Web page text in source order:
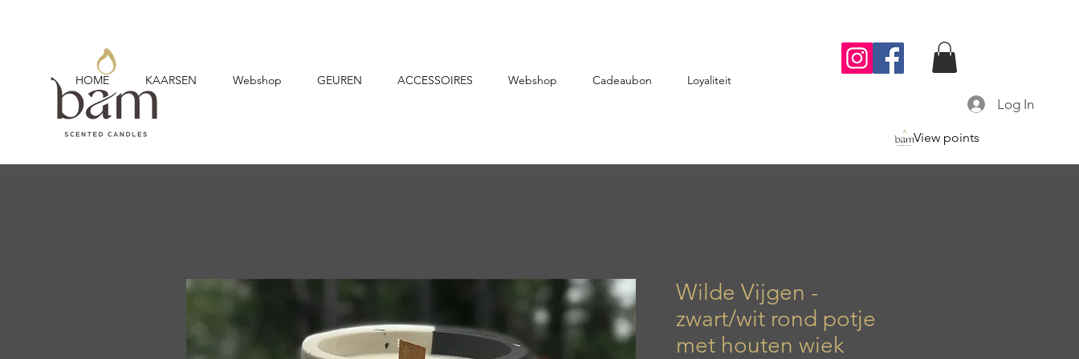
HOME KAARSEN Webshop GEUREN ACCESSOIRES Webshop Cadeaubon Loyaliteit
Log In
View points
Wilde Vijgen -
zwart/wit rond potje
met houten wiek